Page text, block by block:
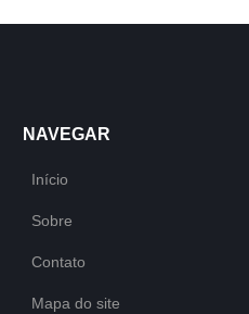
NAVEGAR
Início
Sobre
Contato
Mapa do site